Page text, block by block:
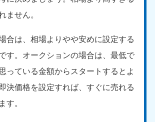
ません。
合は、相場よりやや安めに設定する
す。オークションの場合は、最低で
っている金額からスタートするとよ
決価格を設定すれば、すぐに売れる
す。